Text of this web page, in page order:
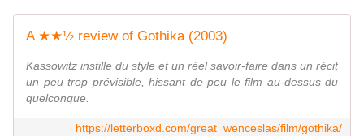
A ★★½ review of Gothika (2003)
Kassowitz instille du style et un réel savoir-faire dans un récit
un peu trop prévisible, hissant de peu le film au-dessus du
quelconque.
https://letterboxd.com/great_wenceslas/film/gothika/